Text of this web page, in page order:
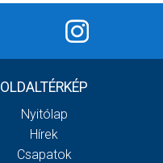
OLDALTÉRKÉP
Nyitólap
Hírek
Csapatok